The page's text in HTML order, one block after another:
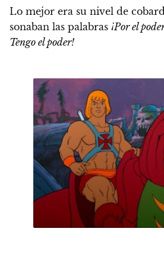
Lo mejor era su nivel de
sonaban las palabras ¡Por el
Tengo el poder!